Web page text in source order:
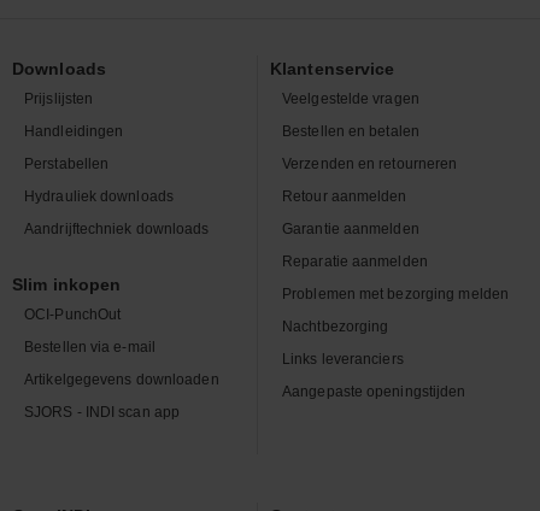
Downloads
Prijslijsten
Handleidingen
Perstabellen
Hydrauliek downloads
Aandrijftechniek downloads
Slim inkopen
OCI-PunchOut
Bestellen via e-mail
Artikelgegevens downloaden
SJORS - INDI scan app
Klantenservice
Veelgestelde vragen
Bestellen en betalen
Verzenden en retourneren
Retour aanmelden
Garantie aanmelden
Reparatie aanmelden
Problemen met bezorging melden
Nachtbezorging
Links leveranciers
Aangepaste openingstijden